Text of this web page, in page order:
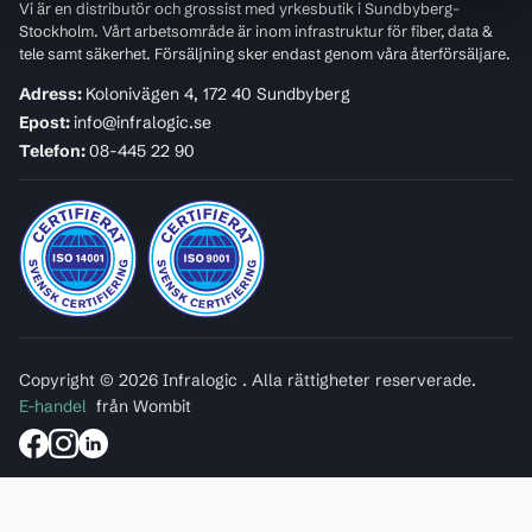
Vi är en distributör och grossist med yrkesbutik i Sundbyberg-
Stockholm. Vårt arbetsområde är inom infrastruktur för fiber, data &
tele samt säkerhet. Försäljning sker endast genom våra återförsäljare.
Adress: Kolonivägen 4, 172 40 Sundbyberg
Epost:info@infralogic.se
Telefon:08-445 22 90
Copyright © 2026 Infralogic . Alla rättigheter reserverade.
E-handel från Wombit